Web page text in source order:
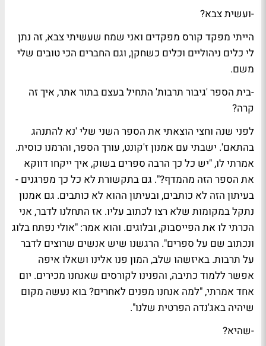
-ועשית צבא?
הייתי מפקד קורס מפקדים ואני שמח שעשיתי צבא, זה נתן
לי כלים ניהוליים וכלים כשחקן, וגם החברים הכי טובים שלי
משם.
-בית הספר 'גיבור תרבות' התחיל בעצם בתור אתר, איך זה
קרה?
לפני שנה וחצי הוצאתי את הספר השני שלי 'נא להתנהג
בהתאם'. ישבתי עם אמנון ז'קונט, עורך הספר, והרמנו כוסית.
אמרתי לו, "יש כל כך הרבה ספרים בשוק, איך ייקחו דווקא
את הספר הזה מהמדף?". גם בתקשורת לא כל כך מפרגנים -
בעיתון הזה לא כותבים, ובעיתון ההוא לא כותבים. גם אמנון
נתקל במקומות שלא רצו לכתוב עליו. אז התחלנו לדבר, אני
הכרתי לו את הפייסבוק, ובלוגים. והוא אמר: "אולי נפתח בלוג
ונכתוב שם על ספרים". הרגשנו שיש אנשים שרוצים לדבר
על תרבות. באיזשהו שלב, המון פנו אלינו ושאלו איפה
אפשר ללמוד כתיבה, והפנינו לקורסים שאנחנו מכירים. יום
אחד אמרתי, "למה אנחנו מפנים לאחרים? בוא נעשה מקום
שיהיה באג'נדה הפרטית שלנו".
-שהיא?